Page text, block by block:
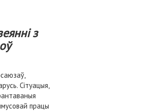
з
Сітуацыя,
працы